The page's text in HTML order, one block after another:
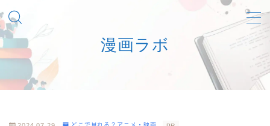
漫画ラボ
MENU
マンガを安心合法に楽しむための一次情報ナビ